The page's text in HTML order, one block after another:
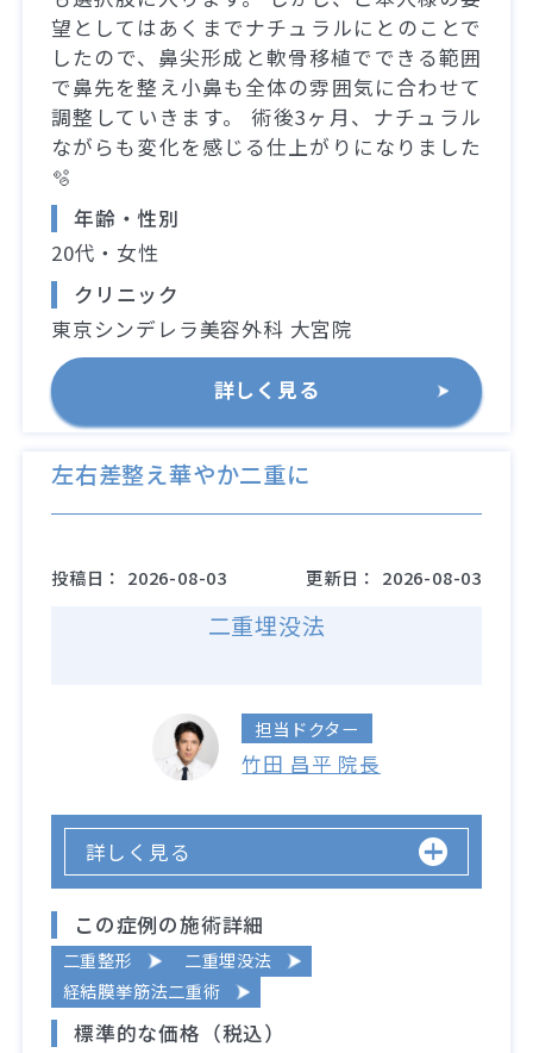
望としてはあくまでナチュラルにとのことで
したので、鼻尖形成と軟骨移植でできる範囲
で鼻先を整え小鼻も全体の雰囲気に合わせて
調整していきます。 術後3ヶ月、ナチュラル
ながらも変化を感じる仕上がりになりました
🫧
年齢・性別
20代・女性
クリニック
東京シンデレラ美容外科 大宮院
詳しく見る
左右差整え華やか二重に
投稿日： 2026-08-03 更新日： 2026-08-03
二重埋没法
担当ドクター
竹田 昌平 院長
詳しく見る
この症例の施術詳細
二重整形
二重埋没法
経結膜挙筋法二重術
標準的な価格（税込）